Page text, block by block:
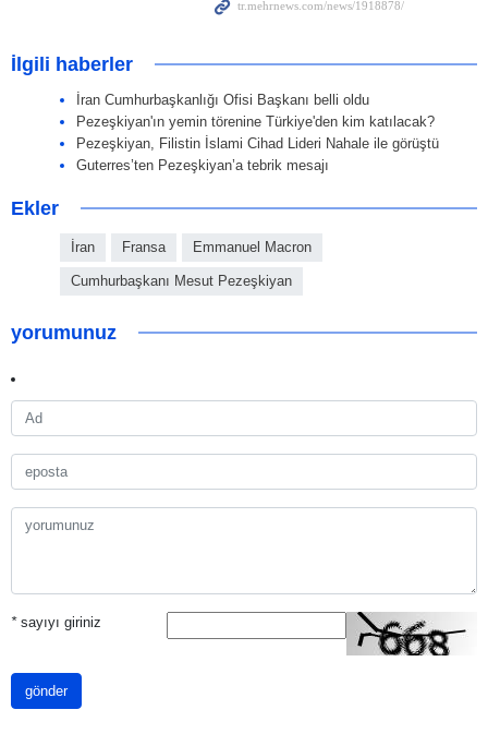
İlgili haberler
İran Cumhurbaşkanlığı Ofisi Başkanı belli oldu
Pezeşkiyan'ın yemin törenine Türkiye'den kim katılacak?
Pezeşkiyan, Filistin İslami Cihad Lideri Nahale ile görüştü
Guterres’ten Pezeşkiyan’a tebrik mesajı
Ekler
İran Fransa Emmanuel Macron
Cumhurbaşkanı Mesut Pezeşkiyan
yorumunuz
*sayıyı giriniz
gönder